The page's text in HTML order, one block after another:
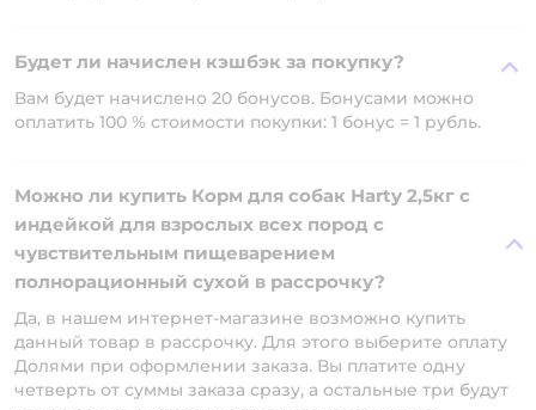
Будет ли начислен кэшбэк за покупку?
Вам будет начислено 20 бонусов. Бонусами можно
оплатить 100 % стоимости покупки: 1 бонус = 1 рубль.
Можно ли купить Корм для собак Harty 2,5кг с
индейкой для взрослых всех пород с
чувствительным пищеварением
полнорационный сухой в рассрочку?
Да, в нашем интернет-магазине возможно купить
данный товар в рассрочку. Для этого выберите оплату
Долями при оформлении заказа. Вы платите одну
четверть от суммы заказа сразу, а остальные три будут